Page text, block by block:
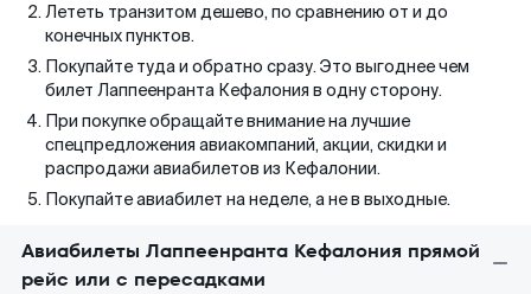
Лететь транзитом дешево, по сравнению от и до
конечных пунктов.
Покупайте туда и обратно сразу. Это выгоднее чем
билет Лаппеенранта Кефалония в одну сторону.
При покупке обращайте внимание на лучшие
спецпредложения авиакомпаний, акции, скидки и
распродажи авиабилетов из Кефалонии.
Покупайте авиабилет на неделе, а не в выходные.
Авиабилеты Лаппеенранта Кефалония прямой
рейс или с пересадками